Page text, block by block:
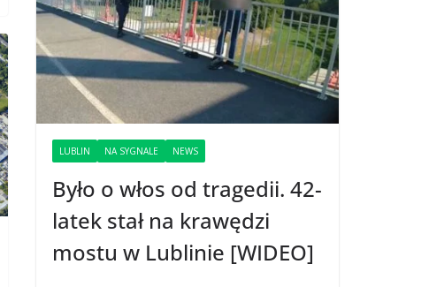
LUBLIN NA SYGNALE NEWS
Było o włos od tragedii. 42-
latek stał na krawędzi
mostu w Lublinie [WIDEO]